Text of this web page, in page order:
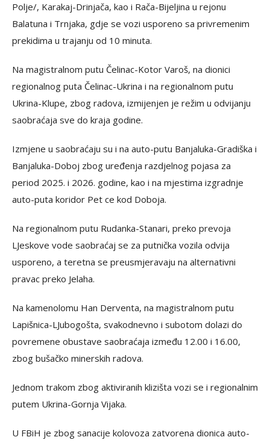
Polje/, Karakaj-Drinjača, kao i Rača-Bijeljina u rejonu
Balatuna i Trnjaka, gdje se vozi usporeno sa privremenim
prekidima u trajanju od 10 minuta.
Na magistralnom putu Čelinac-Kotor Varoš, na dionici
regionalnog puta Čelinac-Ukrina i na regionalnom putu
Ukrina-Klupe, zbog radova, izmijenjen je režim u odvijanju
saobraćaja sve do kraja godine.
Izmjene u saobraćaju su i na auto-putu Banjaluka-Gradiška i
Banjaluka-Doboj zbog uređenja razdjelnog pojasa za
period 2025. i 2026. godine, kao i na mjestima izgradnje
auto-puta koridor Pet ce kod Doboja.
Na regionalnom putu Rudanka-Stanari, preko prevoja
LJeskove vode saobraćaj se za putnička vozila odvija
usporeno, a teretna se preusmjeravaju na alternativni
pravac preko Jelaha.
Na kamenolomu Han Derventa, na magistralnom putu
Lapišnica-LJubogošta, svakodnevno i subotom dolazi do
povremene obustave saobraćaja između 12.00 i 16.00,
zbog bušačko minerskih radova.
Jednom trakom zbog aktiviranih klizišta vozi se i regionalnim
putem Ukrina-Gornja Vijaka.
U FBiH je zbog sanacije kolovoza zatvorena dionica auto-